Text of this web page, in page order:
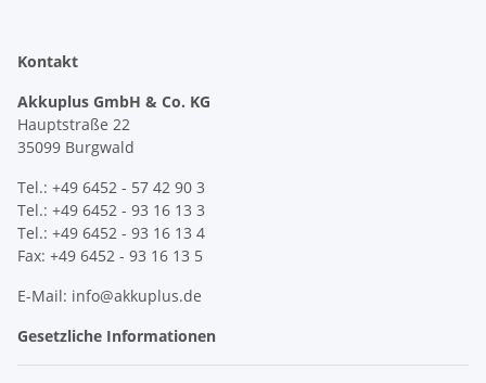
Kontakt
Akkuplus GmbH & Co. KG
Hauptstraße 22
35099 Burgwald
Tel.: +49 6452 - 57 42 90 3
Tel.: +49 6452 - 93 16 13 3
Tel.: +49 6452 - 93 16 13 4
Fax: +49 6452 - 93 16 13 5
E-Mail: info@akkuplus.de
Gesetzliche Informationen